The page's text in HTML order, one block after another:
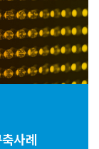
사례